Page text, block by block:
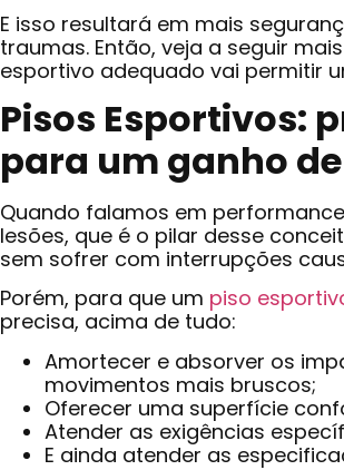
E isso resultará em mais
traumas. Então, veja a seguir
esportivo adequado vai permitir
Pisos Esportivos:
para um ganho
Quando falamos em
lesões, que é o pilar desse
sem sofrer com interrupções
Porém, para que um piso
precisa, acima de tudo:
Amortecer e absorver os
movimentos mais bruscos;
Oferecer uma superfície
Atender as exigências
E ainda atender as